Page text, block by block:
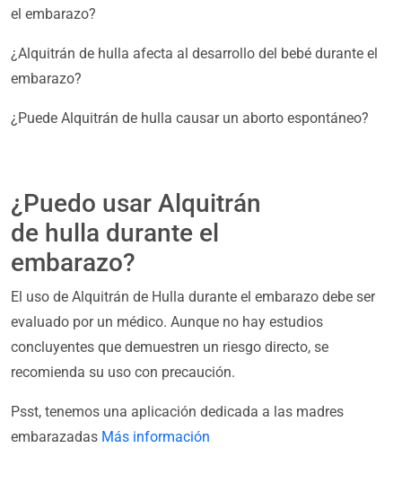
el embarazo?
¿Alquitrán de hulla afecta al desarrollo del bebé durante el
embarazo?
¿Puede Alquitrán de hulla causar un aborto espontáneo?
¿Puedo usar Alquitrán
de hulla durante el
embarazo?
El uso de Alquitrán de Hulla durante el embarazo debe ser
evaluado por un médico. Aunque no hay estudios
concluyentes que demuestren un riesgo directo, se
recomienda su uso con precaución.
Psst, tenemos una aplicación dedicada a las madres
embarazadas Más información